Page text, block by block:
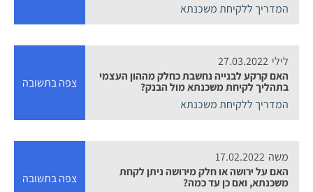
המדריך ללקיחת משכנתא
לילי 27.03.2022
האם קרקע לבנייה נחשבת כחלק מההון העצמי
בתהליך לקיחת משכנתא מול הבנק?
המדריך ללקיחת משכנתא
צפה בתשובה
משה 17.02.2022
האם על ירושה או חלק מירושה ניתן לקחת
משכנתא, ואם כן עד כמה?
צפה בתשובה